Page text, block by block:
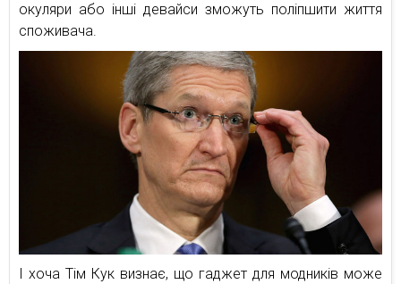
окуляри або інші девайси зможуть поліпшити життя
споживача.
І хоча Тім Кук визнає, що гаджет для модників може